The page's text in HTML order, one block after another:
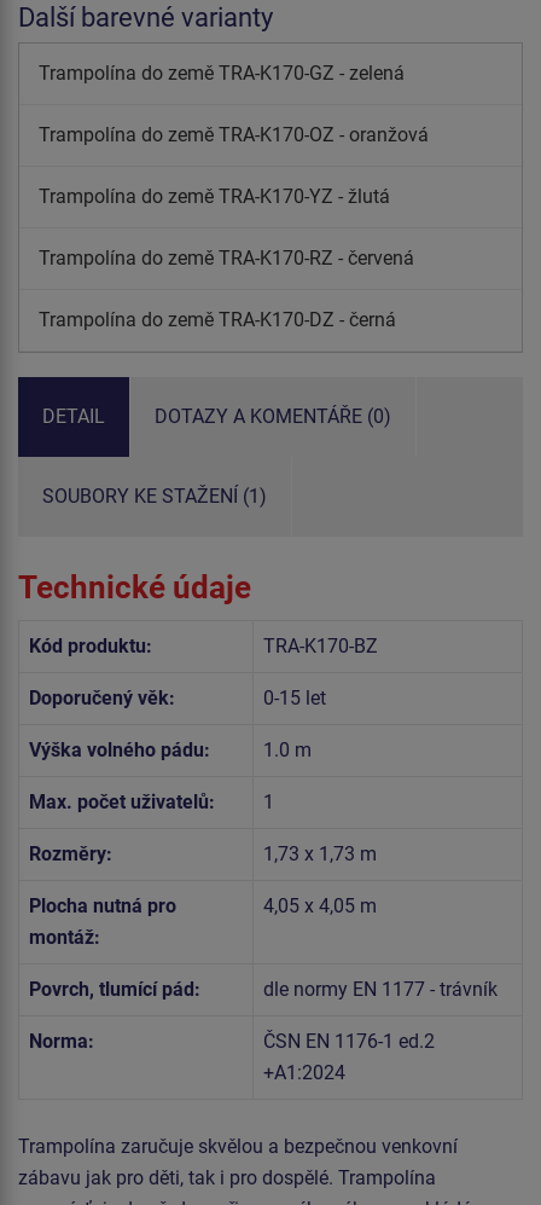
Další barevné varianty
Trampolína do země TRA-K170-GZ - zelená
Trampolína do země TRA-K170-OZ - oranžová
Trampolína do země TRA-K170-YZ - žlutá
Trampolína do země TRA-K170-RZ - červená
Trampolína do země TRA-K170-DZ - černá
DETAIL DOTAZY A KOMENTÁŘE (0)
SOUBORY KE STAŽENÍ (1)
Technické údaje
Kód produktu: TRA-K170-BZ
Doporučený věk: 0-15 let
Výška volného pádu: 1.0 m
Max. počet uživatelů: 1
Rozměry: 1,73 x 1,73 m
Plocha nutná pro
montáž:
4,05 x 4,05 m
Povrch, tlumící pád: dle normy EN 1177 - trávník
Norma:
ČSN EN 1176-1 ed.2
+A1:2024
Trampolína zaručuje skvělou a bezpečnou venkovní
zábavu jak pro děti, tak i pro dospělé. Trampolína